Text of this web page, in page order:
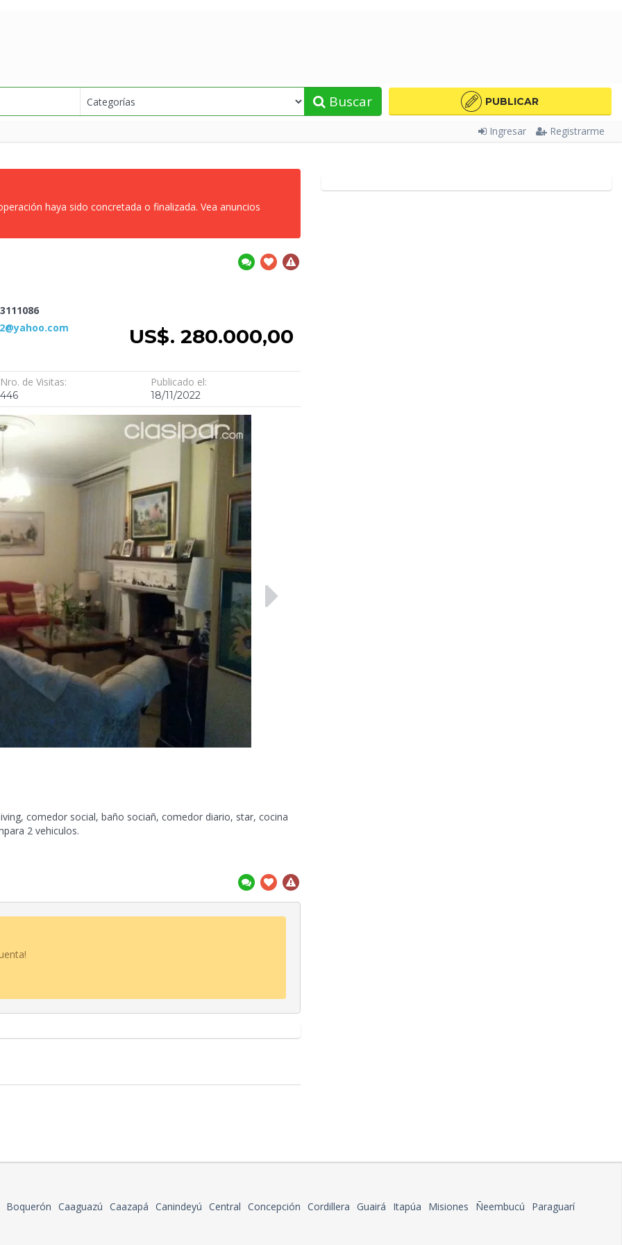
Buscar PUBLICAR
Ingresar Registrarme
haya sido concretada o finalizada. Vea anuncios
US$. 280.000,00
Nro. de Visitas:
446
Publicado el:
18/11/2022
comedor social, baño sociañ, comedor diario, star, cocina
2 vehiculos.
Boquerón Caaguazú Caazapá Canindeyú Central Concepción Cordillera Guairá Itapúa Misiones Ñeembucú Paraguarí